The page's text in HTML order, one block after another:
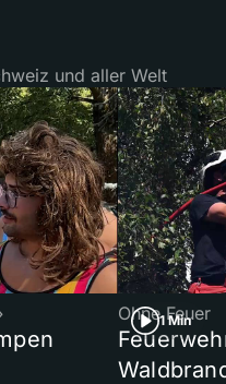
und aller Welt
1 Min
Ohne Feuer